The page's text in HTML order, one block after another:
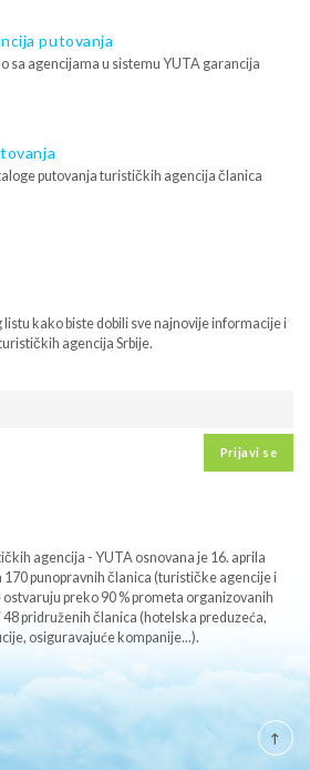
putovanja
sa agencijama u sistemu YUTA garancija
putovanja turističkih agencija članica
listu kako biste dobili sve najnovije informacije i
agencija Srbije.
Prijavi se
agencija - YUTA osnovana je 16. aprila
170 punopravnih članica (turističke agencije i
preko 90 % prometa organizovanih
pridruženih članica (hotelska preduzeća,
osiguravajuće kompanije...).